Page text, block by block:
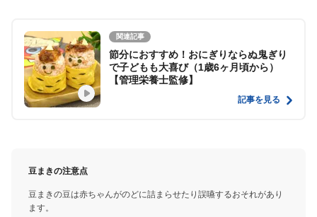
関連記事
節分におすすめ！おにぎりならぬ鬼ぎり
で子どもも大喜び（1歳6ヶ月頃から）
【管理栄養士監修】
記事を見る
豆まきの注意点
豆まきの豆は赤ちゃんがのどに詰まらせたり誤嚥するおそれがあり
ます。